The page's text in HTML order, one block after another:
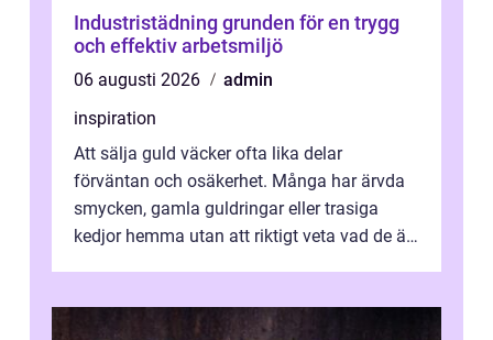
Industristädning grunden för en trygg
och effektiv arbetsmiljö
06 augusti 2026
admin
inspiration
Att sälja guld väcker ofta lika delar
förväntan och osäkerhet. Många har ärvda
smycken, gamla guldringar eller trasiga
kedjor hemma utan att riktigt veta vad de är